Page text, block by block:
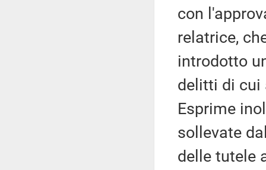
con
relatrice,
introdotto
delitti di cui
Esprime
sollevate
delle tutele